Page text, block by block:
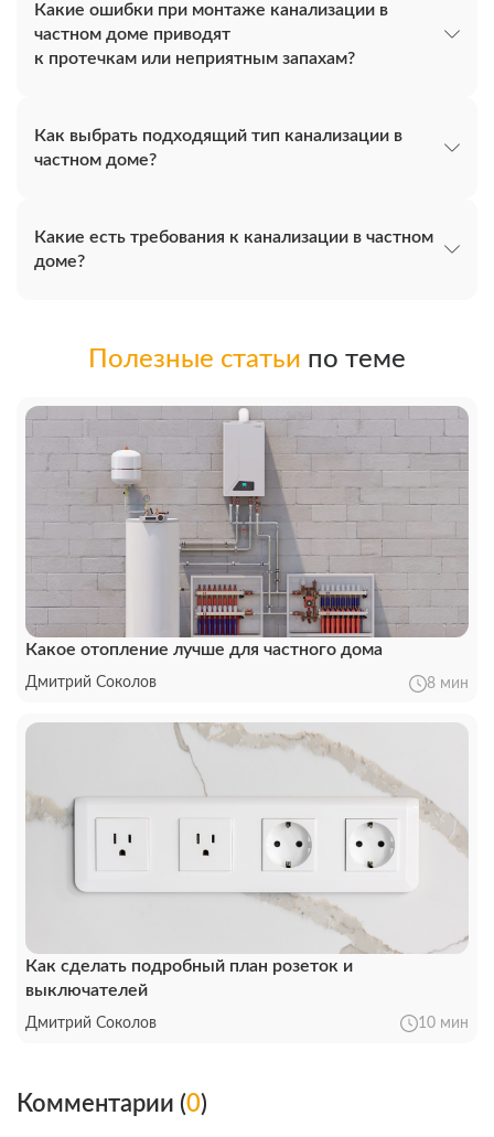
Какие ошибки при монтаже канализации в
частном доме приводят
к протечкам или неприятным запахам?
Как выбрать подходящий тип канализации в
частном доме?
Какие есть требования к канализации в частном
доме?
Полезные статьи по теме
Какое отопление лучше для частного дома
Дмитрий Соколов 8 мин
Как сделать подробный план розеток и
выключателей
Дмитрий Соколов 10 мин
Комментарии (0)